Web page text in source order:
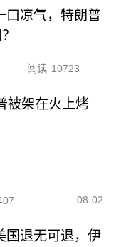
口凉气，特朗普
阅读 10723
被架在火上烤
08-02
国退无可退，伊